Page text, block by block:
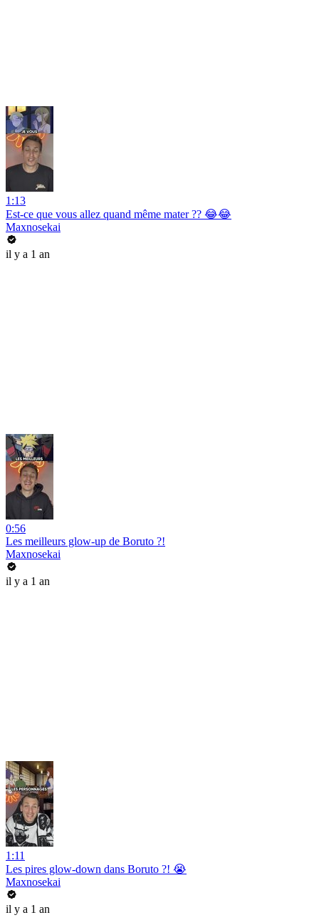
1:13
Est-ce que vous allez quand même mater ?? 😂😂
Maxnosekai
il y a 1 an
0:56
Les meilleurs glow-up de Boruto ?!
Maxnosekai
il y a 1 an
1:11
Les pires glow-down dans Boruto ?! 😭
Maxnosekai
il y a 1 an